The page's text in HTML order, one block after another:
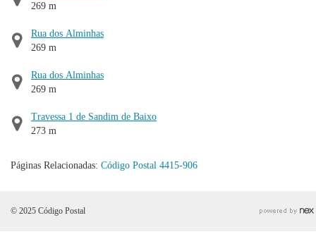
269 m
Rua dos Alminhas
269 m
Rua dos Alminhas
269 m
Travessa 1 de Sandim de Baixo
273 m
Páginas Relacionadas: Código Postal 4415-906
© 2025 Código Postal